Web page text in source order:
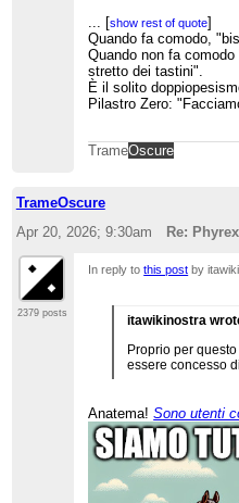
influenza legata al
utenti vedono
uso."
quindi perché mai
comportamenti
uno come
contribuire sulle
solito: comunità
... [show rest of quote]
Quando fa comodo,
Quando non fa
stretto dei tastini".
È il solito
Pilastro Zero:
TrameOscure
TrameOscure
Apr 20, 2026; 9:30am
Re:
2379 posts
In reply tothis post by
itawikinostra
Proprio per
essere concesso
Anatema!Sono utenti